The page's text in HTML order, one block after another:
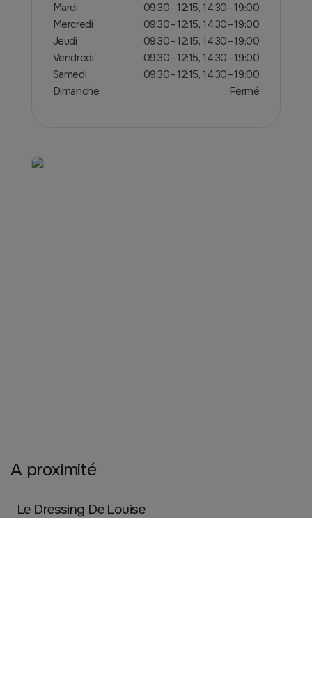
Mardi
09:30 – 12:15, 14:30 – 19:00
Mercredi
09:30 – 12:15, 14:30 – 19:00
Jeudi
09:30 – 12:15, 14:30 – 19:00
Vendredi
09:30 – 12:15, 14:30 – 19:00
Samedi
09:30 – 12:15, 14:30 – 19:00
Dimanche
Fermé
A proximité
Le Dressing De Louise